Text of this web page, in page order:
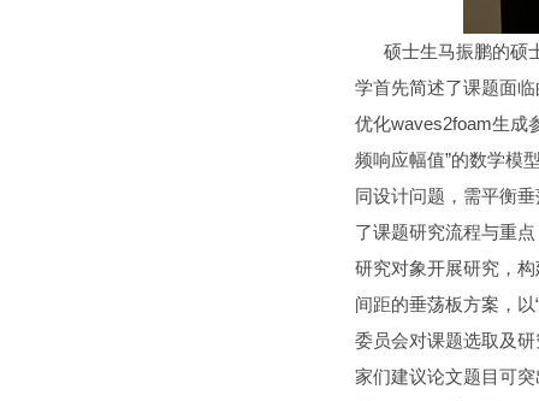
硕士生马振鹏的硕士
学首先简述了课题面
优化waves2foam生成
频响应幅值”的数学模
同设计问题，需平衡
了课题研究流程与重
研究对象开展研究，
间距的垂荡板方案，
委员会对课题选取及
家们建议论文题目可